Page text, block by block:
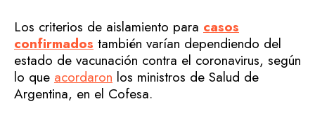
Los criterios de aislamiento para casos
confirmados también varían dependiendo del
estado de vacunación contra el coronavirus, según
lo que acordaron los ministros de Salud de
Argentina, en el Cofesa.